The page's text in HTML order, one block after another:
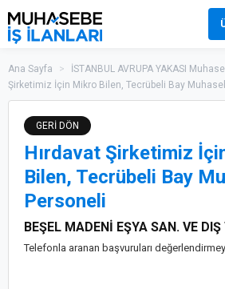
Ana Sayfa > İSTANBUL AVRUPA YAKASI
Şirketimiz İçin Mikro Bilen, Tecrübeli Bay
GERİ DÖN
Hırdavat Şirketimiz
Bilen, Tecrübeli Bay
Personeli
BEŞEL MADENİ EŞYA SAN. VE
Telefonla aranan başvuruları